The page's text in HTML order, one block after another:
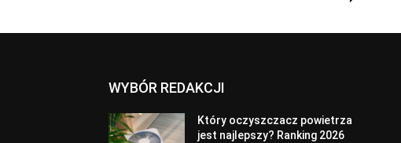
WYBÓR REDAKCJI
Który oczyszczacz powietrza
jest najlepszy? Ranking 2026